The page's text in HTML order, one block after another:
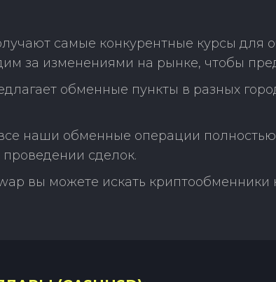
самые конкурентные курсы для
за изменениями на рынке, чтобы
обменные пункты в разных
наши обменные операции
сделок.
вы можете искать